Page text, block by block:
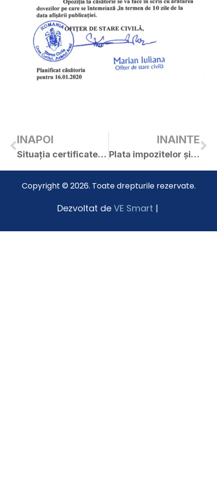
INAPOI
Situația certificatelor de urbanism și a autorizațiilor de construire emise în luna decembrie 2019
INAINTE
Plata impozitelor și taxelor locale
Copyright © 2026. Toate drepturile rezervate.
Dezvoltat de VE Smart |